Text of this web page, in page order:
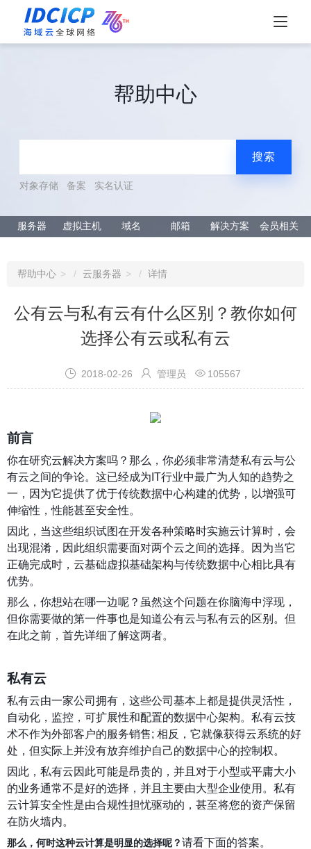
帮助中心
搜索
对象存储 备案 实名认证
服务器 虚拟主机 域名 邮箱 解决方案 会员相关
帮助中心 云服务器 详情
公有云与私有云有什么区别？教你如何
选择公有云或私有云
 2018-02-26  管理员  105567
前言
你在研究云解决方案吗？那么，你必须非常清楚私有云与公
有云之间的争论。这已经成为IT行业中最广为人知的趋势之
一，因为它提供了优于传统数据中心构建的优势，以增强可
伸缩性，性能甚至安全性。
因此，当这些组织试图在开发各种策略时实施云计算时，会
出现混淆，因此组织需要面对两个云之间的选择。因为当它
正确完成时，云基础虚拟基础架构与传统数据中心相比具有
优势。
那么，你想站在哪一边呢？虽然这个问题在你脑海中浮现，
但你需要做的第一件事也是知道公有云与私有云的区别。但
在此之前，首先详细了解这两者。
私有云
私有云由一家公司拥有，这些公司基本上都是提供灵活性，
自动化，监控，可扩展性和配置的数据中心架构。私有云技
术不作为外部客户的服务销售; 相反，它就像获得云系统的好
处，但实际上并没有放弃维护自己的数据中心的控制权。
因此，私有云因此可能是昂贵的，并且对于小型或平庸大小
的业务通常不是好的选择，并且主要由大型企业使用。私有
云计算安全性是由合规性担忧驱动的，甚至将您的资产保留
在防火墙内。
那么，何时这种云计算是明显的选择呢？请看下面的答案。